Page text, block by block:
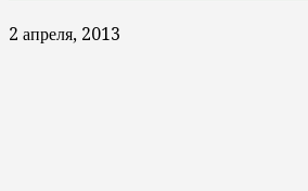
2 апреля, 2013